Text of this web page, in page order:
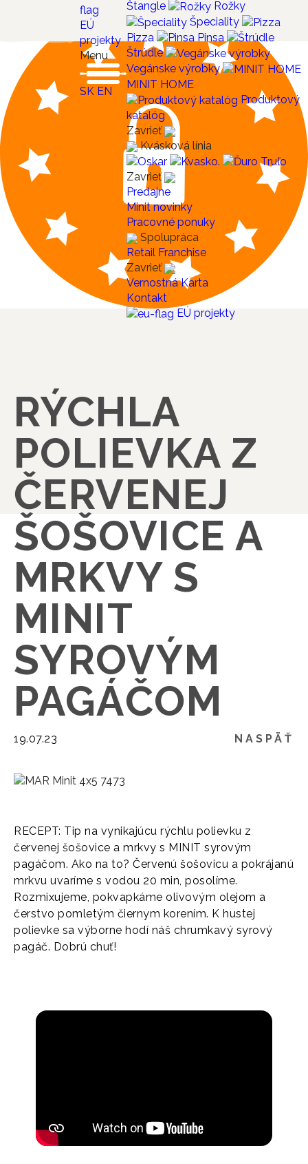
EÚ
projekty
Menu
SK EN
Štangle
Rožky
Špeciality
Pizza
Pinsa
Štrúdle
Vegánske výrobky
MINIT HOME
Produktový
katalóg
Zavrieť
Kvásková línia
Zavrieť
Predajne
Minit novinky
Pracovné ponuky
Spolupráca
Retail Franchise
Zavrieť
Vernostná Karta
Kontakt
EÚ projekty
RÝCHLA
POLIEVKA Z
ČERVENEJ
ŠOŠOVICE A
MRKVY S
MINIT
SYROVÝM
PAGÁČOM
19.07.23 NASPÄŤ
RECEPT: Tip na vynikajúcu rýchlu polievku z
červenej šošovice a mrkvy s MINIT syrovým
pagáčom. Ako na to? Červenú šošovicu a pokrájanú
mrkvu uvaríme s vodou 20 min, posolíme.
Rozmixujeme, pokvapkáme olivovým olejom a
čerstvo pomletým čiernym korením. K hustej
polievke sa výborne hodí náš chrumkavý syrový
pagáč. Dobrú chuť!